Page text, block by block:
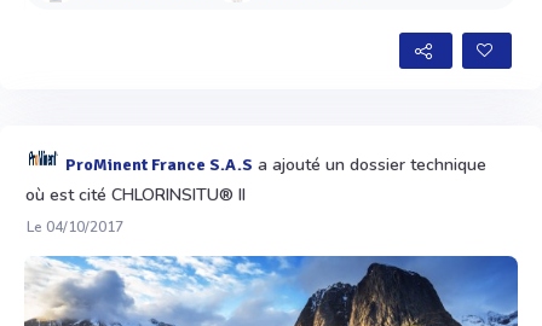
ProMinent France S.A.S a ajouté un dossier technique
où est cité CHLORINSITU® II
Le 04/10/2017